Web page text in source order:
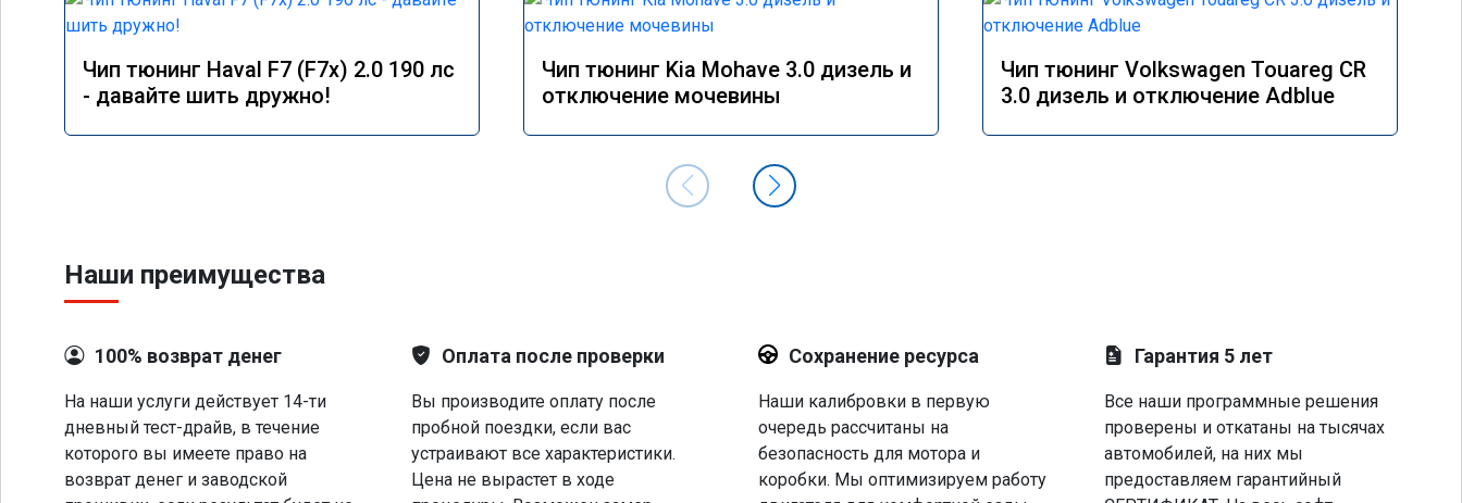
Чип тюнинг Haval F7 (F7x) 2.0 190 лс
- давайте шить дружно!
Чип тюнинг Kia Mohave 3.0 дизель и
отключение мочевины
Чип тюнинг Volkswagen Touareg CR
3.0 дизель и отключение Adblue
Наши преимущества
100% возврат денег
На наши услуги действует 14-ти
дневный тест-драйв, в течение
которого вы имеете право на
возврат денег и заводской
Оплата после проверки
Вы производите оплату после
пробной поездки, если вас
устраивают все характеристики.
Цена не вырастет в ходе
Сохранение ресурса
Наши калибровки в первую
очередь рассчитаны на
безопасность для мотора и
коробки. Мы оптимизируем работу
Гарантия 5 лет
Все наши программные решения
проверены и откатаны на тысячах
автомобилей, на них мы
предоставляем гарантийный